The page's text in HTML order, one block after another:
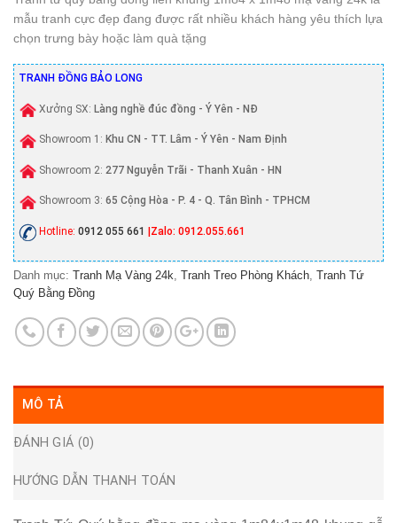
mẫu tranh cực đẹp đang được rất nhiều khách hàng yêu thích lựa
chọn trưng bày hoặc làm quà tặng
TRANH ĐỒNG BẢO LONG
Xưởng SX: Làng nghề đúc đồng - Ý Yên - NĐ
Showroom 1: Khu CN - TT. Lâm - Ý Yên - Nam Định
Showroom 2: 277 Nguyễn Trãi - Thanh Xuân - HN
Showroom 3: 65 Cộng Hòa - P. 4 - Q. Tân Bình - TPHCM
Hotline: 0912 055 661 |Zalo: 0912.055.661
Danh mục: Tranh Mạ Vàng 24k Tranh Treo Phòng Khách Tranh Tứ
Quý Bằng Đồng
MÔ TẢ
ĐÁNH GIÁ (0)
HƯỚNG DẪN THANH TOÁN